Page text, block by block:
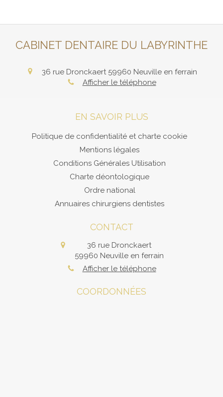
CABINET DENTAIRE DU LABYRINTHE
36 rue Dronckaert 59960 Neuville en ferrain
Afficher le téléphone
EN SAVOIR PLUS
Politique de confidentialité et charte cookie
Mentions légales
Conditions Générales Utilisation
Charte déontologique
Ordre national
Annuaires chirurgiens dentistes
CONTACT
36 rue Dronckaert
59960 Neuville en ferrain
Afficher le téléphone
COORDONNÉES